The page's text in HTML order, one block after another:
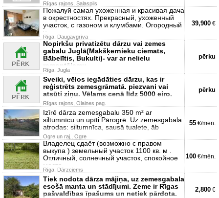
Rīgas rajons, Salaspils
Пожалуй самая ухоженная и красивая дача
в окрестностях. Прекрасный, ухоженный
участок, с газоном и клумбами. Огородный
у
Rīga, Daugavgrīva
39,900 €
Nopirkšu privatizētu dārzu vai zemes
gabalu Juglā(Makšķernieku ciemats,
Bābelītis, Bukulti)- var ar nelielu
remontējamu
Rīga, Jugla
pērku
Sveiki, vēlos iegādāties dārzu, kas ir
reģistrēts zemesgrāmatā. piezvani vai
atsūti ziņu. Vēlams cenā līdz 5000 eiro.
Rīgas rajons, Olaines pag.
pērku
Izīrē dārza zemesgabalu 350 m² ar
siltumnīcu un upīti Pārogrē. Uz zemesgabala
atrodas: siltumnīca, sausā tualete, āb
Ogre un raj., Ogre
55 €/mēn.
Владелец сдаёт (возможно с правом
выкупа ) земельный участок 1100 кв. м .
Отличный, солнечный участок, спокойное
место.
Rīga, Dārzciems
100 €/mēn.
Tiek nodota dārza mājiņa, uz zemesgabala
esošā manta un stādījumi. Zeme ir Rīgas
pašvaldības īpašums un netiek pārdota.
2,800 €